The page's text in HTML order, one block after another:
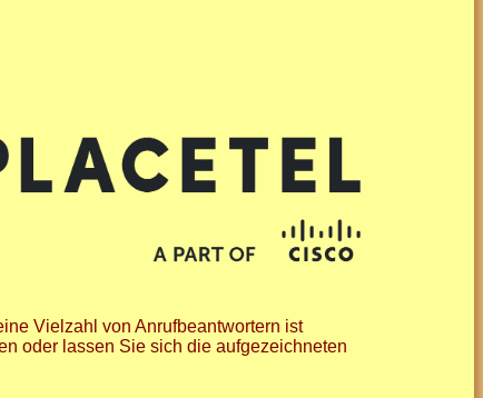
Vielzahl von Anrufbeantwortern ist
oder lassen Sie sich die aufgezeichneten